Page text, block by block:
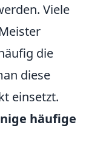
Viele
die
diese
einsetzt.
häufige